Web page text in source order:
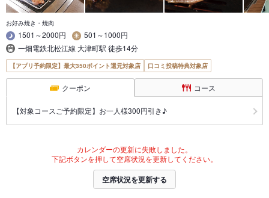
お好み焼き・焼肉
1501～2000円
501～1000円
一畑電鉄北松江線 大津町駅 徒歩14分
【アプリ予約限定】最大350ポイント還元対象店 口コミ投稿特典対象店
クーポン コース
【対象コースご予約限定】お一人様300円引き♪
カレンダーの更新に失敗しました。
下記ボタンを押して空席状況を更新してください。
空席状況を更新する